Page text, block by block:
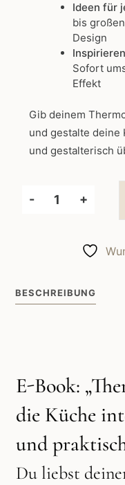
Ideen für
bis
Design
Sofort
Effekt
Gib deinem
und gestalte deine
und gestalterisch
-
Thermomix
einplanen
+
BESCHREIBUNG
E-Book:
die Küche
und
Du liebst